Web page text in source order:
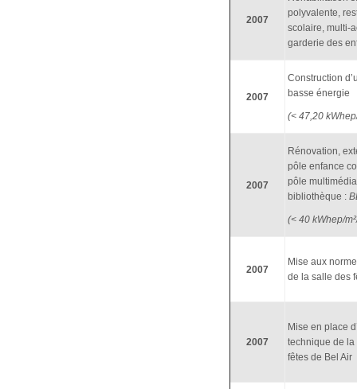
2007
polyvalente,
scolaire, multi-
garderie des
2007
Construction
basse énergie
(< 47,20
2007
Rénovation,
pôle enfance
pôle
bibliothèque :
(< 40 kWhep/
2007
Mise aux
de la salle des
2007
Mise en place
technique de la
fêtes de Bel Air